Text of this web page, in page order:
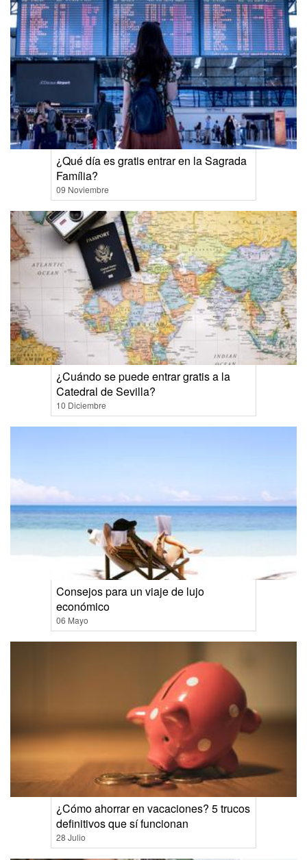
¿Qué día es gratis entrar en la Sagrada
Família?
09 Noviembre
¿Cuándo se puede entrar gratis a la
Catedral de Sevilla?
10 Diciembre
Consejos para un viaje de lujo
económico
06 Mayo
¿Cómo ahorrar en vacaciones? 5 trucos
definitivos que sí funcionan
28 Julio